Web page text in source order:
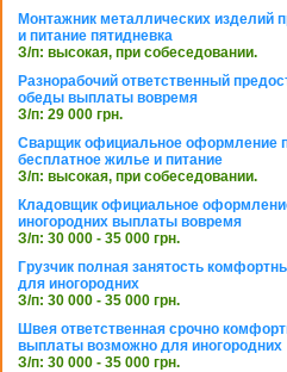
Монтажник металлических изделий
и питание пятидневка
З/п: высокая, при собеседовании.
Разнорабочий ответственный
обеды выплаты вовремя
З/п: 29 000 грн.
Сварщик официальное оформление
бесплатное жилье и питание
З/п: высокая, при собеседовании.
Кладовщик официальное
иногородних выплаты вовремя
З/п: 30 000 - 35 000 грн.
Грузчик полная занятость
для иногородних
З/п: 30 000 - 35 000 грн.
Швея ответственная срочно
выплаты возможно для иногородних
З/п: 30 000 - 35 000 грн.